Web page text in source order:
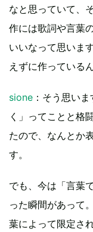
なと思っていて、
作には歌詞や言葉
いいなって思いま
えずに作っている
sione ：そう思い
く」ってことと格
たので、なんとか
す。
でも、今は「言葉
った瞬間があって
葉によって限定さ